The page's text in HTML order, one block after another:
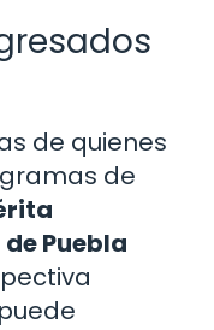
de quienes
de
Puebla